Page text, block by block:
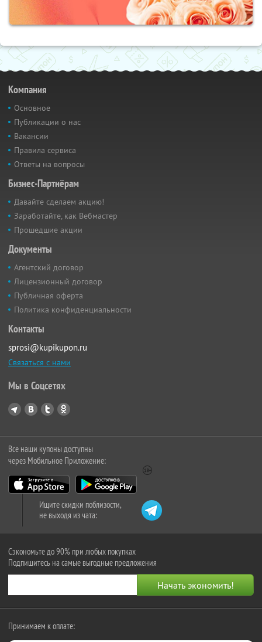
Компания
Основное
Публикации о нас
Вакансии
Правила сервиса
Ответы на вопросы
Бизнес-Партнёрам
Давайте сделаем акцию!
Заработайте, как Вебмастер
Прошедшие акции
Документы
Агентский договор
Лицензионный договор
Публичная оферта
Политика конфиденциальности
Контакты
sprosi@kupikupon.ru
Связаться с нами
Мы в Соцсетях
Все наши купоны доступны
через Мобильное Приложение:
Ищите скидки поблизости,
не выходя из чата:
Сэкономьте до 90% при любых покупках
Подпишитесь на самые выгодные предложения
Принимаем к оплате: